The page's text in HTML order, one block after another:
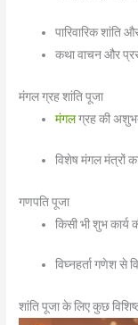
पारिवारिक शांति
कथा वाचन और
मंगल ग्रह शांति पूजा
मंगलग्रह की
विशेष मंगल मंत्रों
गणपति पूजा
किसी भी शुभ
विघ्नहर्ता गणेश से
शांति पूजा के लिए कुछ